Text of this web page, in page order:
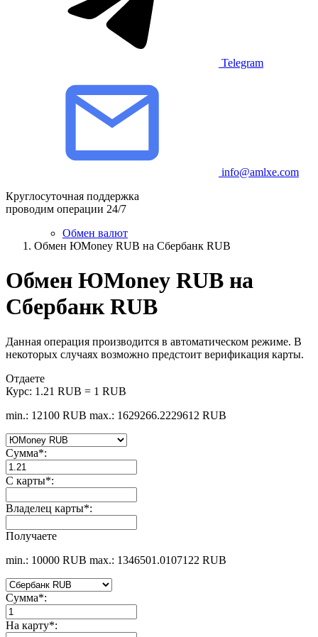
Telegram
info@amlxe.com
Круглосуточная поддержка
проводим операции 24/7
Обмен валют
Обмен ЮMoney RUB на Сбербанк RUB
Обмен ЮMoney RUB на
Сбербанк RUB
Данная операция производится в автоматическом режиме. В
некоторых случаях возможно предстоит верификация карты.
Отдаете
Курс: 1.21 RUB = 1 RUB
min.: 12100 RUB max.: 1629266.2229612 RUB
Сумма*:
С карты*:
Владелец карты*:
Получаете
min.: 10000 RUB max.: 1346501.0107122 RUB
Сумма*:
На карту*: